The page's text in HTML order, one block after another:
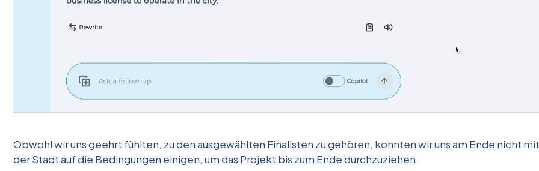
Obwohl wir uns geehrt fühlten, zu den ausgewählten Finalisten zu gehören, konnten wir uns am Ende nicht mit
der Stadt auf die Bedingungen einigen, um das Projekt bis zum Ende durchzuziehen.